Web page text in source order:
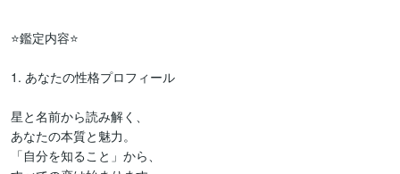
⭐️鑑定内容⭐️
1. あなたの性格プロフィール
星と名前から読み解く、
あなたの本質と魅力。
「自分を知ること」から、